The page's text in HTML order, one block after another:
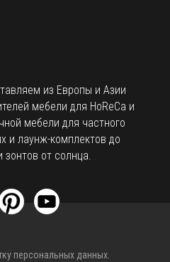
из Европы и Азии
мебели для HoReCa и
мебели для частного
и лаунж-комплектов до
от солнца.
персональных данных.